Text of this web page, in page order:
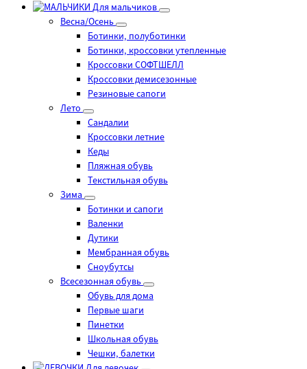
Для мальчиков
Весна/Осень
Ботинки, полуботинки
Ботинки, кроссовки утепленные
Кроссовки СОФТШЕЛЛ
Кроссовки демисезонные
Резиновые сапоги
Лето
Cандалии
Кроссовки летние
Кеды
Пляжная обувь
Текстильная обувь
Зима
Ботинки и сапоги
Валенки
Дутики
Мембранная обувь
Сноубутсы
Всесезонная обувь
Обувь для дома
Первые шаги
Пинетки
Школьная обувь
Чешки, балетки